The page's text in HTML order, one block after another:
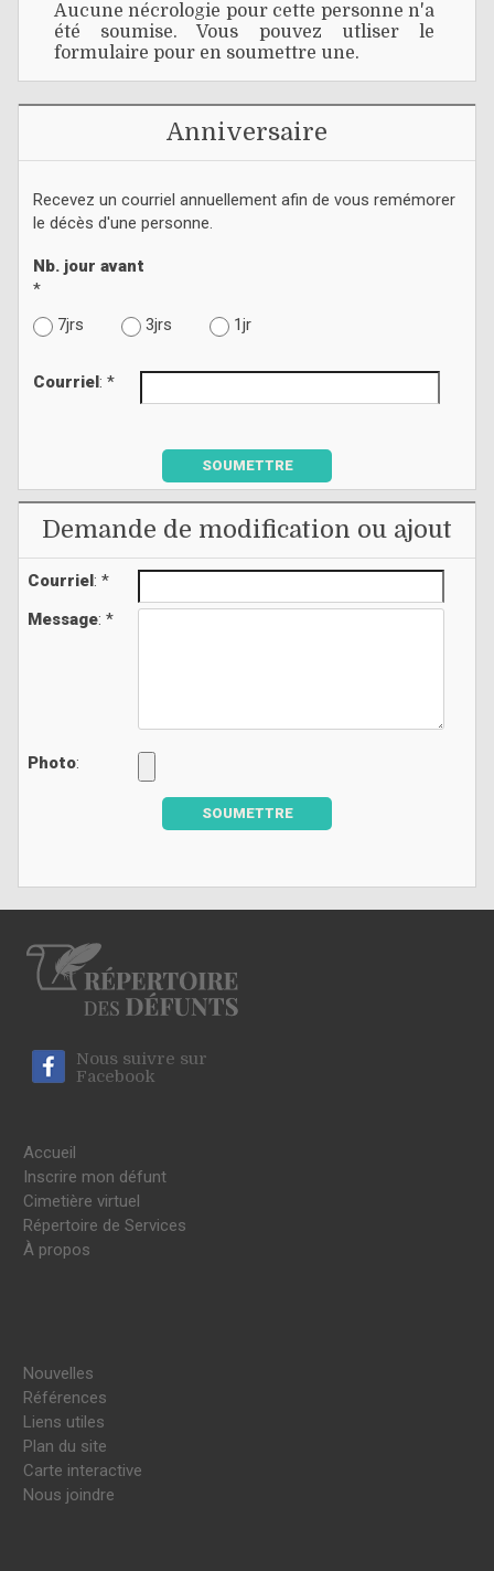
Aucune nécrologie pour cette personne n'a
été soumise. Vous pouvez utliser le
formulaire pour en soumettre une.
Anniversaire
Recevez un courriel annuellement afin de vous remémorer
le décès d'une personne.
Nb. jour avant
*
7jrs
3jrs 1jr
Courriel : *
SOUMETTRE
Demande de modification ou ajout
Courriel: *
Message: *
Photo:
SOUMETTRE
Nous suivre sur
Facebook
Accueil
Inscrire mon défunt
Cimetière virtuel
Répertoire de Services
À propos
Nouvelles
Références
Liens utiles
Plan du site
Carte interactive
Nous joindre